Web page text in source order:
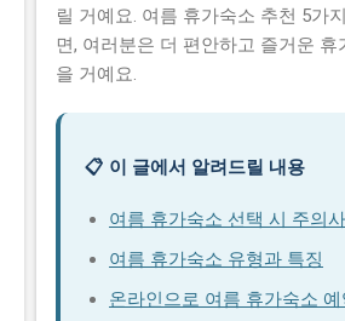
릴 거예요. 여름 휴가숙소 추천 5가
면, 여러분은 더 편안하고 즐거운 휴
을 거예요.
📋 이 글에서 알려드릴 내용
여름 휴가숙소 선택 시 주의
여름 휴가숙소 유형과 특징
온라인으로 여름 휴가숙소 예